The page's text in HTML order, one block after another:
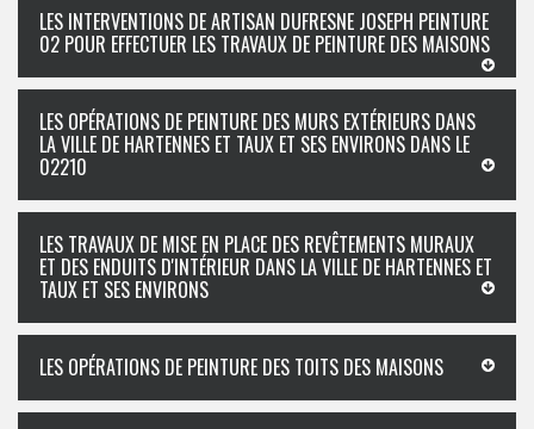
LES INTERVENTIONS DE ARTISAN DUFRESNE JOSEPH PEINTURE
02 POUR EFFECTUER LES TRAVAUX DE PEINTURE DES MAISONS
LES OPÉRATIONS DE PEINTURE DES MURS EXTÉRIEURS DANS
LA VILLE DE HARTENNES ET TAUX ET SES ENVIRONS DANS LE
02210
LES TRAVAUX DE MISE EN PLACE DES REVÊTEMENTS MURAUX
ET DES ENDUITS D'INTÉRIEUR DANS LA VILLE DE HARTENNES ET
TAUX ET SES ENVIRONS
LES OPÉRATIONS DE PEINTURE DES TOITS DES MAISONS